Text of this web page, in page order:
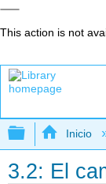
This action is not
Inicio
3.2: El